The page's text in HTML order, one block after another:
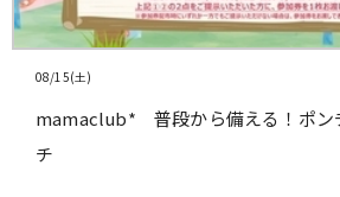
08/15(土)
mamaclub* 普段から備える！ポン
チ